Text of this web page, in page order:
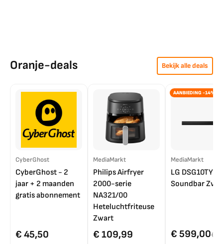
Oranje-deals Bekijk alle deals
CyberGhost
CyberGhost - 2
jaar + 2 maanden
gratis abonnement
€ 45,50
MediaMarkt
Philips Airfryer
2000-serie
NA321/00
Heteluchtfriteuse
Zwart
€ 109,99
AANBIEDING -14%
MediaMarkt
LG DSG10TY
Soundbar
€ 599,00€